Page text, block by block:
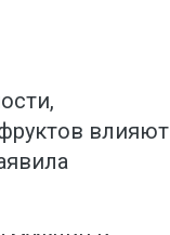
влияют